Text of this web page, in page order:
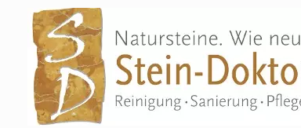
springen